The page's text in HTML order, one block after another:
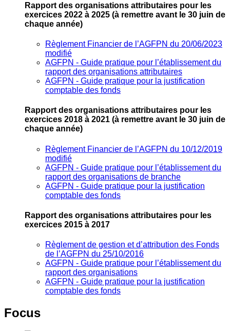
Rapport des organisations attributaires pour les
exercices 2022 à 2025 (à remettre avant le 30 juin de
chaque année)
Règlement Financier de l’AGFPN du 20/06/2023
modifié
AGFPN ‐ Guide pratique pour l’établissement du
rapport des organisations attributaires
AGFPN ‐ Guide pratique pour la justification
comptable des fonds
Rapport des organisations attributaires pour les
exercices 2018 à 2021 (à remettre avant le 30 juin de
chaque année)
Règlement Financier de l’AGFPN du 10/12/2019
modifié
AGFPN ‐ Guide pratique pour l’établissement du
rapport des organisations de branche
AGFPN ‐ Guide pratique pour la justification
comptable des fonds
Rapport des organisations attributaires pour les
exercices 2015 à 2017
Règlement de gestion et d’attribution des Fonds
de l’AGFPN du 25/10/2016
AGFPN ‐ Guide pratique pour l’établissement du
rapport des organisations
AGFPN ‐ Guide pratique pour la justification
comptable des fonds
Focus